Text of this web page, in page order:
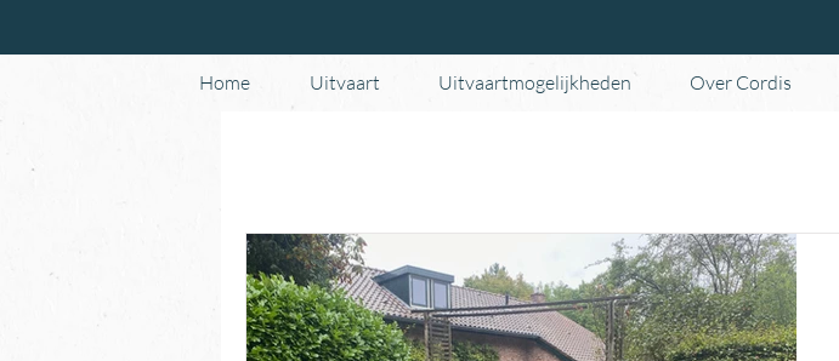
Home Uitvaart Uitvaartmogelijkheden Over Cordis